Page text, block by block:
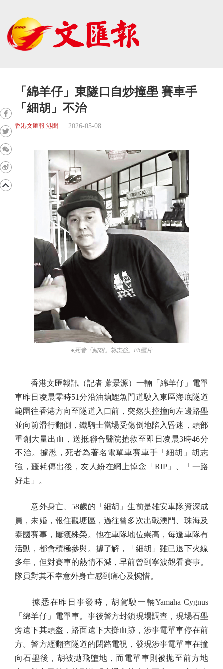
「綿羊仔」東隧口自炒撞壆 賽車手
「細胡」不治
香港文匯報 港聞 2026-05-08
●死者「細胡」胡志強。Fb圖片
香港文匯報訊（記者 蕭景源）一輛「綿羊仔」電單
車昨日凌晨零時51分沿油塘鯉魚門道駛入東區海底隧道
範圍往香港方向至隧道入口前，突然失控撞向左邊路壆
並向前滑行翻側，鐵騎士當場受傷倒地陷入昏迷，頭部
重創大量出血，送抵聯合醫院搶救至即日凌晨3時46分
不治。據悉，死者為著名電單車賽車手「細胡」胡志
強，噩耗傳出後，友人紛在網上悼念「RIP」、「一路
好走」。
意外身亡、58歲的「細胡」生前是雄安車隊資深成
員，未婚，報住觀塘區，過往曾多次出戰澳門、珠海及
泰國賽事，屢獲殊榮。他在車隊地位崇高，每逢車隊有
活動，都會積極參與。據了解，「細胡」雖已退下火線
多年，但對賽車的熱情不減，早前曾到寧波觀看賽事。
隊員對其不幸意外身亡感到痛心及惋惜。
據悉在昨日事發時，胡駕駛一輛Yamaha Cygnus
「綿羊仔」電單車。事後警方封鎖現場調查，現場石壆
旁遺下其頭盔，路面遺下大攤血跡，涉事電單車停在前
方。警方經翻查隧道的閉路電視，發現涉事電單車在撞
向石壆後，胡被拋飛墮地，而電單車則被拋至前方地